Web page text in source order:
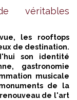
véritables
les rooftops
de destination.
son identité
gastronomie
musicale
de la
de l'art